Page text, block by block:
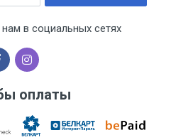
в социальных сетях
оплаты